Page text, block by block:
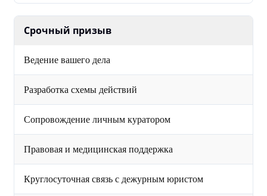
Срочный призыв
Ведение вашего дела
Разработка схемы действий
Сопровождение личным куратором
Правовая и медицинская поддержка
Круглосуточная связь с дежурным юристом